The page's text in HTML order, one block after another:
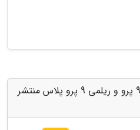
به "مشخصات رسمی ریلمی 9 پرو و ریلمی 9 پرو پلاس منتشر